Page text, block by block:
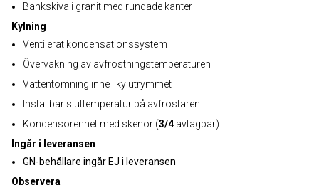
Bänkskiva i granit med rundade kanter
Kylning
Ventilerat kondensationssystem
Övervakning av avfrostningstemperaturen
Vattentömning inne i kylutrymmet
Inställbar sluttemperatur på avfrostaren
Kondensorenhet med skenor (3/4avtagbar)
Ingår i leveransen
GN-behållare ingår EJ i leveransen
Observera